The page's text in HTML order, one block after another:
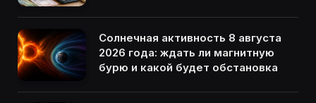
Солнечная активность 8 августа
2026 года: ждать ли магнитную
бурю и какой будет обстановка